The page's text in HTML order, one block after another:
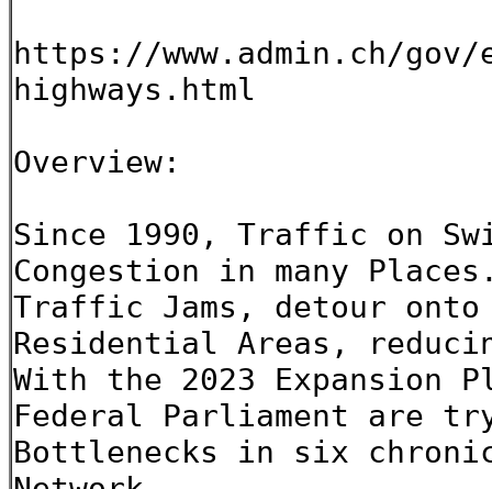
https://www.admin.ch/
highways.html
Overview:
Since 1990, Traffic on
Congestion in many
Traffic Jams, detour onto
Residential Areas,
With the 2023 Expansion
Federal Parliament are
Bottlenecks in six